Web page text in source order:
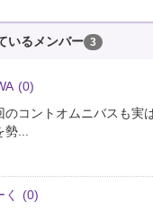
いるメンバー 3
(0)
のコントオムニバスも実
勢...
く
(0)